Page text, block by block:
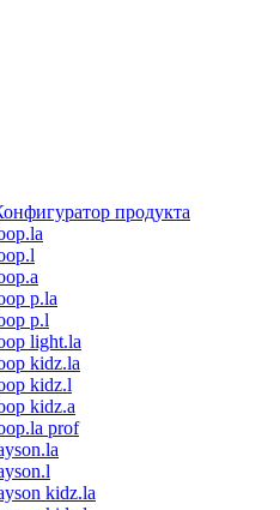
продукта
p.la
p.l
light.la
kidz.la
kidz.l
kidz.a
prof
kidz.la